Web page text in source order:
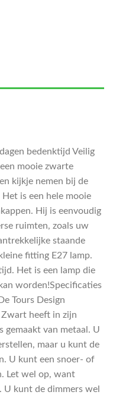
bedenktijd Veilig
mooie zwarte
kijkje nemen bij de
is een hele mooie
Hij is eenvoudig
ruimten, zoals uw
staande
fitting E27 lamp.
Het is een lamp die
worden!Specificaties
Tours Design
Zwart heeft in zijn
gemaakt van metaal. U
maar u kunt de
U kunt een snoer- of
Let wel op, want
U kunt de dimmers wel